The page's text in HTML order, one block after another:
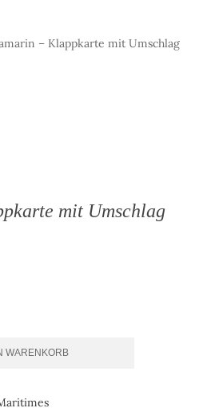
– Klappkarte mit Umschlag
mit Umschlag
WARENKORB